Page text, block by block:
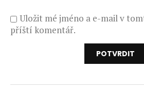
Uložit mé jméno a e-mail v
příští komentář.